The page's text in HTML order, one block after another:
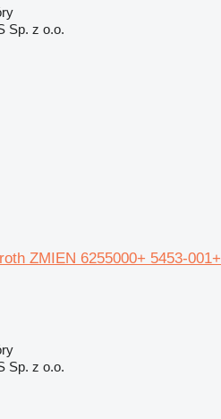
Sp. z o.o.
ZMIEN 6255000+ 5453-001+
Sp. z o.o.